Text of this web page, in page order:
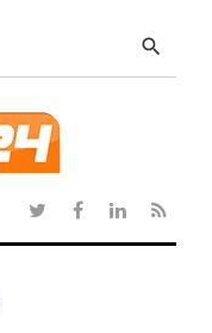
search
TwitterFacebook
Linkedin
RSS